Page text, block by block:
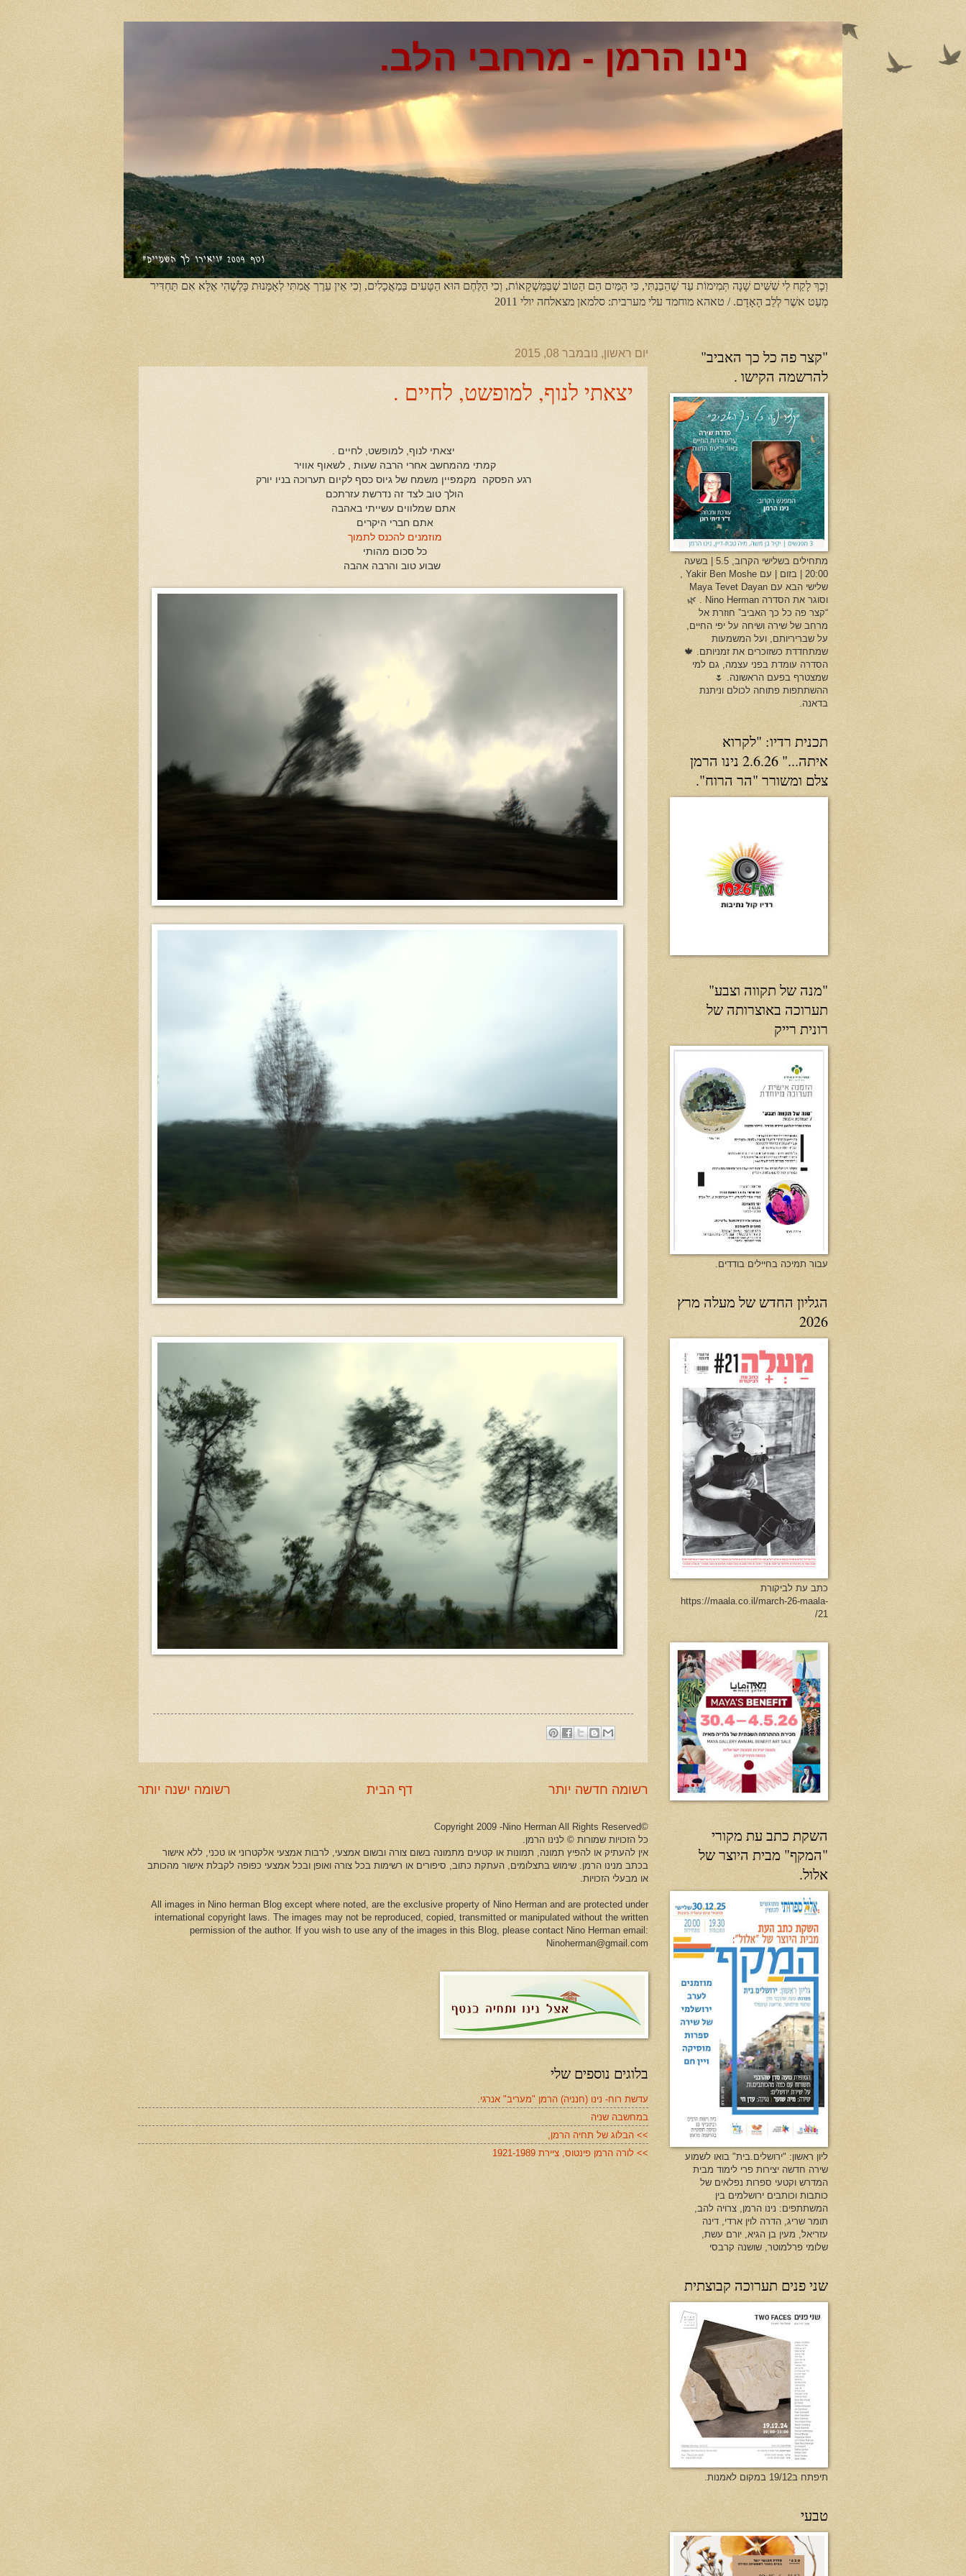
נינו הרמן - מרחבי הלב.
וְכָךְ לָקַח לִי שִׁשִּׁים שָׁנָה תְּמִימוֹת עַד שֶׁהֵבַנְתִּי, כִּי הַמַּיִם הֵם הַטּוֹב שֶׁבַּמַּשְׁקָאוֹת, וְכִי הַלֶּחֶם הוּא הַטָּעִים בַּמַאֲכָלִים, וְכִי אֵין עֵרֶך אֲמִתִּי לְאָמָּנוּת כָּלְשֶׁהִי אֶלָּא אִם תַּחְדִּיר
מְעַט אשֶׁר לְלֵב הָאָדָם. / טאהא מוחמד עלי מערבית: סלמאן מצאלחה יולי 2011
יום ראשון, נובמבר 08, 2015
יצאתי לנוף, למופשט, לחיים .
יצאתי לנוף, למופשט, לחיים .
קמתי מהמחשב אחרי הרבה שעות , לשאוף אוויר
רגע הפסקה מקמפיין משמח של גיוס כסף לקיום תערוכה בניו יורק
הולך טוב לצד זה נדרשת עזרתכם
אתם שמלווים עשייתי באהבה
אתם חברי היקרים
מוזמנים להכנס לתמוך
כל סכום מהותי
שבוע טוב והרבה אהבה
רשומה חדשה יותר רשומה ישנה יותר דף הבית
©Copyright 2009 -Nino Herman All Rights Reserved
כל הזכויות שמורות © לנינו הרמן.
אין להעתיק או להפיץ תמונה, תמונות או קטעים מתמונה בשום צורה ובשום אמצעי, לרבות אמצעי אלקטרוני או טכני, ללא אישור
בכתב מנינו הרמן. שימוש בתצלומים, העתקת כתוב, סיפורים או רשימות בכל צורה ואופן ובכל אמצעי כפופה לקבלת אישור מהכותב
או מבעלי הזכויות.
All images in Nino herman Blog except where noted, are the exclusive property of Nino Herman and are protected under
international copyright laws. The images may not be reproduced, copied, transmitted or manipulated without the written
permission of the author. If you wish to use any of the images in this Blog, please contact Nino Herman email:
Ninoherman@gmail.com
בלוגים נוספים שלי
עדשת רוח- נינו (חנניה) הרמן "מעריב" אנרגי.
במחשבה שניה
>> הבלוג של תחיה הרמן,
>> לורה הרמן פינטוס, ציירת 1921-1989
"קצר פה כל כך האביב"
להרשמה הקישו .
מתחילים בשלישי הקרוב, 5.5 | בשעה
20:00 | בזום | עם Yakir Ben Moshe ,
שלישי הבא עם Maya Tevet Dayan
וסוגר את הסדרה Nino Herman . 🌿
“קצר פה כל כך האביב” חוזרת אל
מרחב של שירה ושיחה על יפי החיים,
על שבריריותם, ועל המשמעות
שמתחדדת כשזוכרים את זמניותם. 🍁
הסדרה עומדת בפני עצמה, גם למי
שמצטרף בפעם הראשונה. 🌷
ההשתתפות פתוחה לכולם וניתנת
בדאנה.
תכנית רדיו: "לקרוא
איתה..." 2.6.26 נינו הרמן
צלם ומשורר "הר הרוח".
"מנה של תקווה וצבע"
תערוכה באוצרותה של
רונית רייק
עבור תמיכה בחיילים בודדים.
הגליון החדש של מעלה מרץ
2026
כתב עת לביקורת
https://maala.co.il/march-26-maala-
21/
השקת כתב עת מקורי
"המקף" מבית היוצר של
אלול.
ליון ראשון: "ירושלים.בית" בואו לשמוע
שירה חדשה יצירות פרי לימוד מבית
המדרש וקטעי ספרות נפלאים של
כותבות וכותבים ירושלמים בין
המשתתפים: נינו הרמן, צרויה להב,
תומר שריג, הדרה לוין ארדי, דינה
עזריאל, מעין בן הגיא, יורם עשת,
שלומי פרלמוטר, שושנה קרבסי
שני פנים תערוכה קבוצתית
תיפתח ב19/12 במקום לאמנות.
טבעי